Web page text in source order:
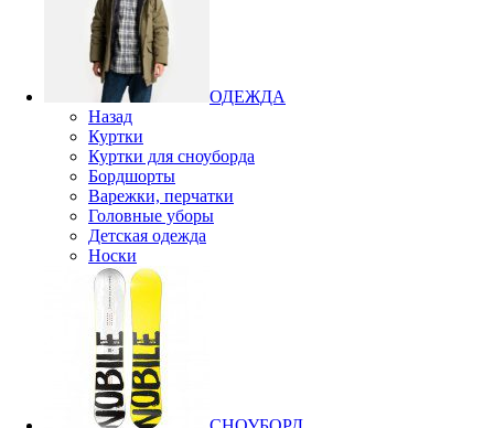
ОДЕЖДА
Назад
Куртки
Куртки для сноуборда
Бордшорты
Варежки, перчатки
Головные уборы
Детская одежда
Носки